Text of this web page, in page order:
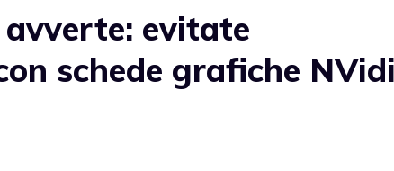
evitate
schede grafiche